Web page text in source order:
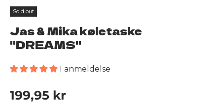
Sold out
Jas & Mika køletaske
"DREAMS"
1 anmeldelse
Regular price
199,95 kr